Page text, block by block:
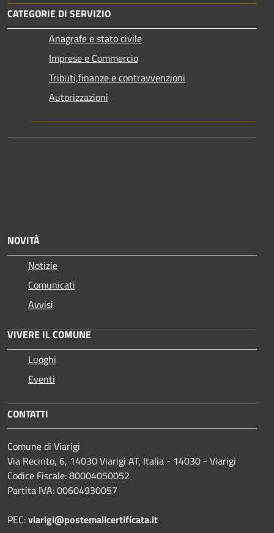
CATEGORIE DI SERVIZIO
Anagrafe e stato civile
Imprese e Commercio
Tributi,finanze e contravvenzioni
Autorizzazioni
NOVITÀ
Notizie
Comunicati
Avvisi
VIVERE IL COMUNE
Luoghi
Eventi
CONTATTI
Comune di Viarigi
Via Recinto, 6, 14030 Viarigi AT, Italia - 14030 - Viarigi
Codice Fiscale: 80004050052
Partita IVA: 00604930057
PEC:viarigi@postemailcertificata.it